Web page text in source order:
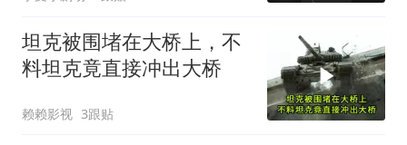
坦克被围堵在大桥上，不
料坦克竟直接冲出大桥
赖赖影视 3跟贴